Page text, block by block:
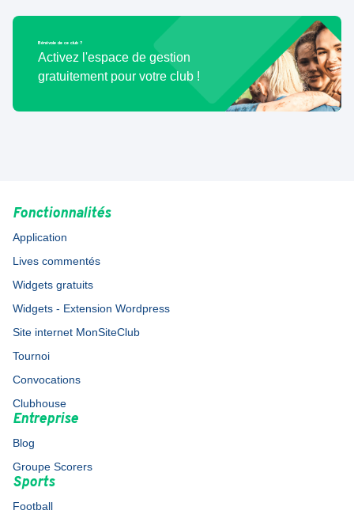
Bénévole de ce club ?
Activez l'espace de gestion
gratuitement pour votre club !
Fonctionnalités
Application
Lives commentés
Widgets gratuits
Widgets - Extension Wordpress
Site internet MonSiteClub
Tournoi
Convocations
Clubhouse
Entreprise
Blog
Groupe Scorers
Sports
Football